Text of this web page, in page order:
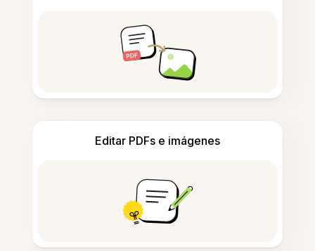
Editar PDFs e imágenes